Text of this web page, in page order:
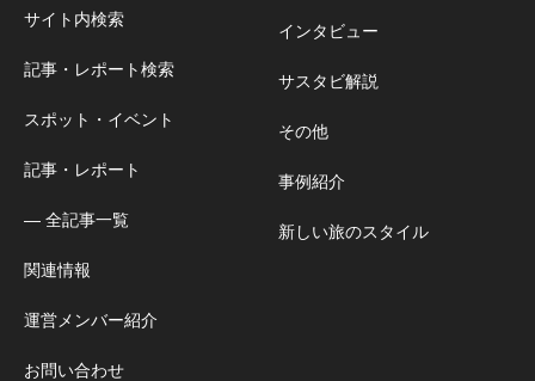
サイト内検索
記事・レポート検索
スポット・イベント
記事・レポート
― 全記事一覧
関連情報
運営メンバー紹介
お問い合わせ
インタビュー
サスタビ解説
その他
事例紹介
新しい旅のスタイル